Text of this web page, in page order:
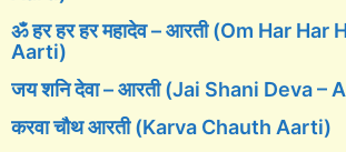
ॐ हर हर हर महादेव – आरती (Om Har Har
Aarti)
जय शनि देवा – आरती (Jai Shani Deva –
करवा चौथ आरती (Karva Chauth Aarti)